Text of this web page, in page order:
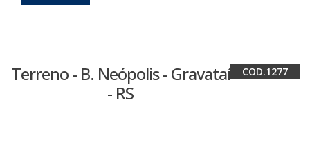
Terreno - B. Neópolis - Gravataí
- RS
1277